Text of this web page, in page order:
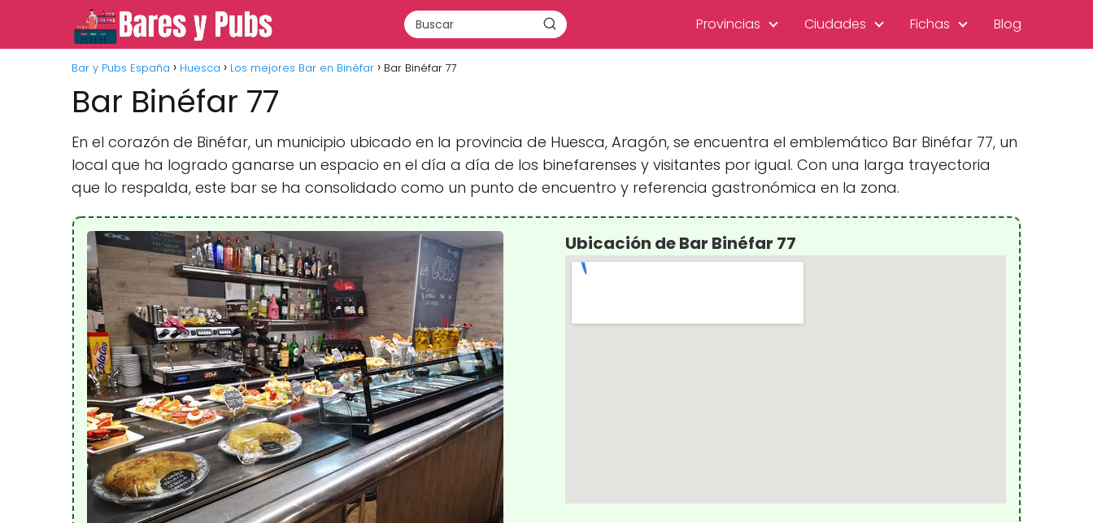
Provincias Ciudades Fichas Blog
Bar y Pubs España Huesca Los mejores Bar en Binéfar Bar Binéfar 77
Bar Binéfar 77
En el corazón de Binéfar, un municipio ubicado en la provincia de Huesca, Aragón, se encuentra el emblemático Bar Binéfar 77, un
local que ha logrado ganarse un espacio en el día a día de los binefarenses y visitantes por igual. Con una larga trayectoria
que lo respalda, este bar se ha consolidado como un punto de encuentro y referencia gastronómica en la zona.
Ubicación de Bar Binéfar 77